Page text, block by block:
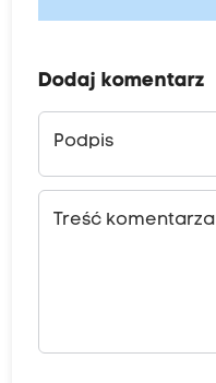
Dodaj komentarz
Podpis
Treść komentarza